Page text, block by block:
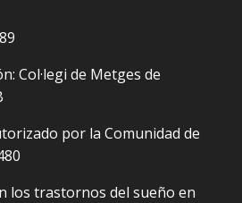
Col·legi de Metges de
por la Comunidad de
los trastornos del sueño en